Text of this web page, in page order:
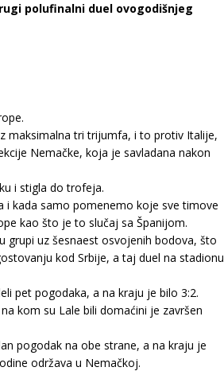
polufinalni duel ovogodišnjeg
maksimalna tri trijumfa, i to protiv Italije,
Nemačke, koja je savladana nakon
i stigla do trofeja.
i kada samo pomenemo koje sve timove
kao što je to slučaj sa Španijom.
grupi uz šesnaest osvojenih bodova, što
kod Srbije, a taj duel na stadionu
pet pogodaka, a na kraju je bilo 3:2.
kom su Lale bili domaćini je završen
pogodak na obe strane, a na kraju je
održava u Nemačkoj.